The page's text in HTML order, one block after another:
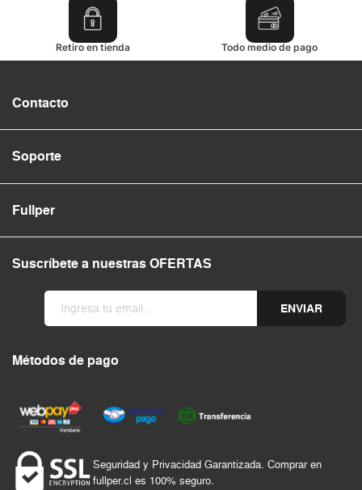
Retiro en tienda Todo medio de pago
Contacto
Soporte
Fullper
Suscríbete a nuestras OFERTAS
ENVIAR
Métodos de pago
Seguridad y Privacidad Garantizada. Comprar en
fullper.cl es 100% seguro.